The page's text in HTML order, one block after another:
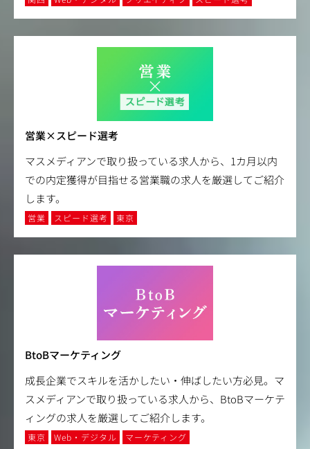
営業×スピード選考
マスメディアンで取り扱っている求人から、1カ月以内
での内定獲得が目指せる営業職の求人を厳選してご紹介
します。
営業 スピード選考 東京
BtoBマーケティング
成長企業でスキルを活かしたい・伸ばしたい方必見。マ
スメディアンで取り扱っている求人から、BtoBマーケテ
ィングの求人を厳選してご紹介します。
東京 Web・デジタル マーケティング